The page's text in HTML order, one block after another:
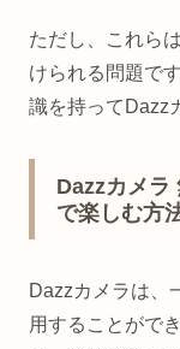
ただし、これら
けられる問題で
識を持ってDazz
Dazzカメラ
で楽しむ方
Dazzカメラは、
用することがで